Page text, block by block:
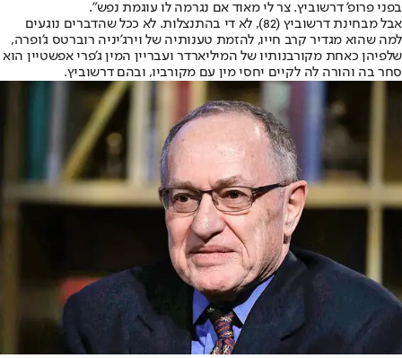
בפני פרופ' דרשוביץ. צר לי מאוד אם נגרמה לו עוגמת נפש".
אבל מבחינת דרשוביץ (82), לא די בהתנצלות. לא ככל שהדברים נוגעים
למה שהוא מגדיר קרב חייו, להזמת טענותיה של וירג'יניה רוברטס ג'ופרה,
שלפיהן כאחת מקורבנותיו של המיליארדר ועבריין המין ג'פרי אפשטיין הוא
סחר בה והורה לה לקיים יחסי מין עם מקורביו, ובהם דרשוביץ.